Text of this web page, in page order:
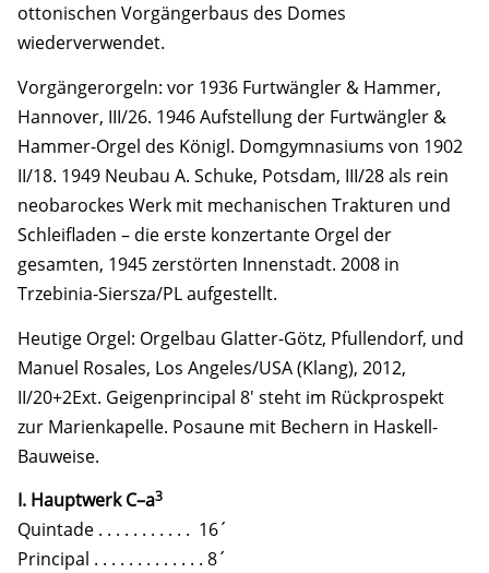
ottonischen Vorgängerbaus des Domes
wiederverwendet.
Vorgängerorgeln: vor 1936 Furtwängler & Hammer,
Hannover, III/26. 1946 Aufstellung der Furtwängler &
Hammer-Orgel des Königl. Domgymnasiums von 1902
II/18. 1949 Neubau A. Schuke, Potsdam, III/28 als rein
neobarockes Werk mit mechanischen Trakturen und
Schleifladen – die erste konzertante Orgel der
gesamten, 1945 zerstörten Innenstadt. 2008 in
Trzebinia-Siersza/PL aufgestellt.
Heutige Orgel: Orgelbau Glatter-Götz, Pfullendorf, und
Manuel Rosales, Los Angeles/USA (Klang), 2012,
II/20+2Ext. Geigenprincipal 8′ steht im Rückprospekt
zur Marienkapelle. Posaune mit Bechern in Haskell-
Bauweise.
I. Hauptwerk C–a3
Quintade . . . . . . . . . . . 16´
Principal . . . . . . . . . . . . . 8´